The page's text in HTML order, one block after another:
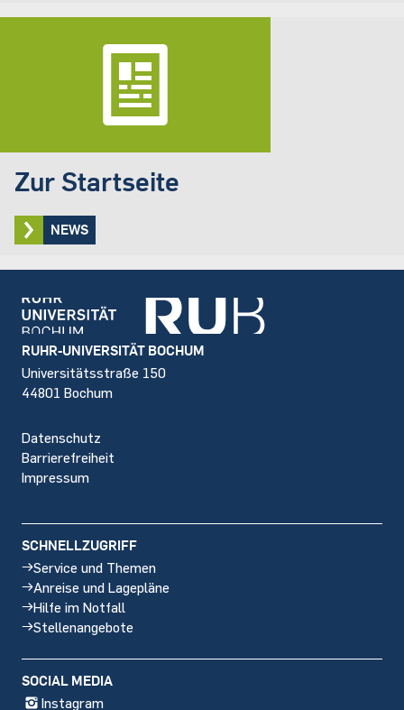
Zur Startseite
NEWS
Footer
RUHR-UNIVERSITÄT BOCHUM
Universitätsstraße 150
44801 Bochum
Datenschutz
Barrierefreiheit
Impressum
SCHNELLZUGRIFF
Service und Themen
Anreise und Lagepläne
Hilfe im Notfall
Stellenangebote
SOCIAL MEDIA
Instagram